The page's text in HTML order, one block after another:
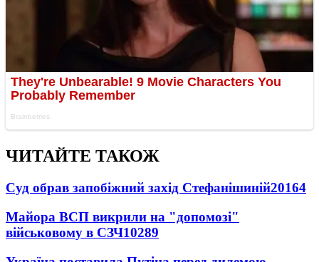
ЧИТАЙТЕ ТАКОЖ
Суд обрав запобіжний захід Стефанішиній20164
Майора ВСП викрили на "допомозі"
військовому в СЗЧ10289